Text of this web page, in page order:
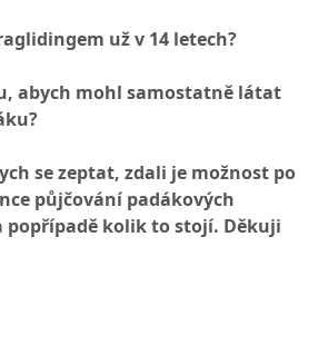
už v 14 letech?
abych mohl samostatně látat
se zeptat, zdali je možnost po
půjčování padákových
popřípadě kolik to stojí. Děkuji